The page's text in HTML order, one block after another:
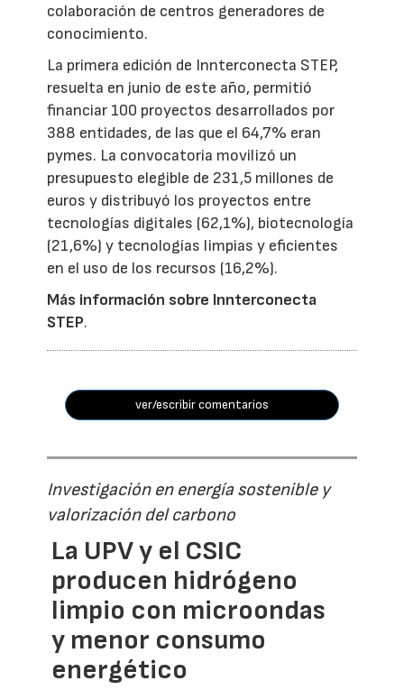
colaboración de centros generadores de
conocimiento.
La primera edición de Innterconecta STEP,
resuelta en junio de este año, permitió
financiar 100 proyectos desarrollados por
388 entidades, de las que el 64,7% eran
pymes. La convocatoria movilizó un
presupuesto elegible de 231,5 millones de
euros y distribuyó los proyectos entre
tecnologías digitales (62,1%), biotecnología
(21,6%) y tecnologías limpias y eficientes
en el uso de los recursos (16,2%).
Más información sobre Innterconecta
STEP.
ver/escribir comentarios
Investigación en energía sostenible y
valorización del carbono
La UPV y el CSIC
producen hidrógeno
limpio con microondas
y menor consumo
energético